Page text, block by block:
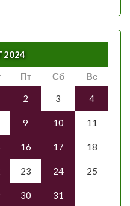
2024
Пт Сб Вс
2 3 4
9 10 11
16 17 18
23 24 25
30
31